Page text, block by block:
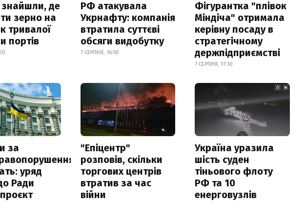
знайшли, де
зерно на
тривалої
портів
РФ атакувала
Укрнафту: компанія
втратила суттєві
обсяги видобутку
7 СЕРПНЯ, 16:50
Фігурантка "плівок
Міндіча" отримала
керівну посаду в
стратегічному
держпідприємстві
7 СЕРПНЯ, 17:10
за
уряд
Ради
"Епіцентр"
розповів, скільки
торгових центрів
втратив за час
війни
Україна уразила
шість суден
тіньового флоту
РФ та 10
енерговузлів